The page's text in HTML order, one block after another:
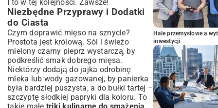
I to w tej kolejności. Zawsze!
Niezbędne Przyprawy i Dodatki
do Ciasta
Czym doprawić mięso na sznycle?
Prostota jest królową. Sól i świeżo
mielony czarny pieprz wystarczą, by
podkreślić smak dobrego mięsa.
Niektórzy dodają do jajka odrobinę
mleka lub wody gazowanej, by panierka
była bardziej puszysta, a do bułki tartej –
szczyptę słodkiej papryki dla koloru. To
takie małe triki kulinarne do smażenia
Hale przemysłowe a
inwestycji